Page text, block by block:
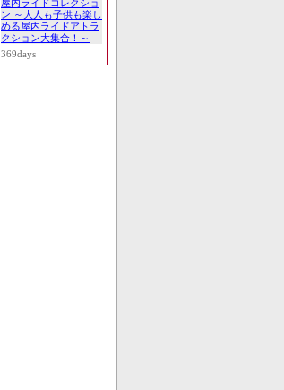
屋内ライドコレクショ
ン ～大人も子供も楽し
める屋内ライドアトラ
クション大集合！～
369days